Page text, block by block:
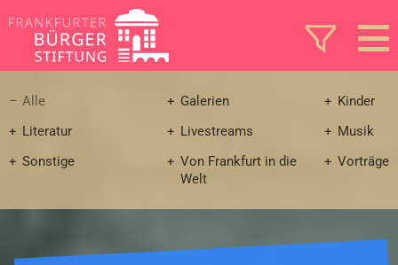
Alle Galerien
Kinder
Literatur
Livestreams
Musik
Sonstige
Von Frankfurt in die
Welt
Vorträge